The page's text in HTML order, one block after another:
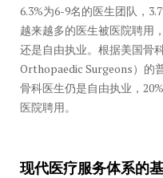
6.3%为6-9名的医生团队，
越来越多的医生被医院聘用
还是自由执业。根据美国骨
Orthopaedic Surgeons）的
骨科医生仍是自由执业，
医院聘用。
现代医疗服务体系的